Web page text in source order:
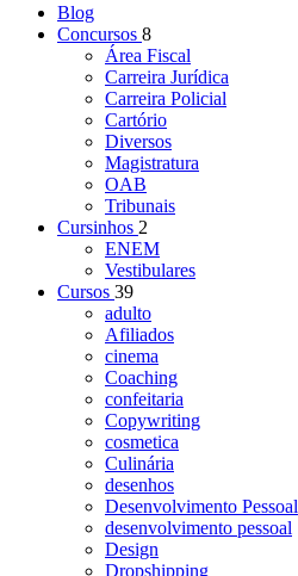
Blog
Concursos 8
Área Fiscal
Carreira Jurídica
Carreira Policial
Cartório
Diversos
Magistratura
OAB
Tribunais
Cursinhos 2
ENEM
Vestibulares
Cursos 39
adulto
Afiliados
cinema
Coaching
confeitaria
Copywriting
cosmetica
Culinária
desenhos
Desenvolvimento Pessoal
desenvolvimento pessoal
Design
Dropshipping